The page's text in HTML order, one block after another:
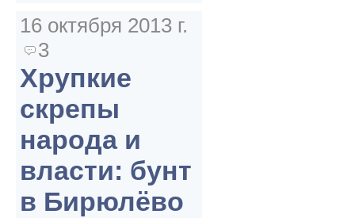
16 октября 2013 г.
3
Хрупкие
скрепы
народа и
власти: бунт
в Бирюлёво